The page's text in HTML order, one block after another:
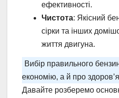
ефективності.
Чистота: Якісний
сірки та інших
життя двигуна.
Вибір правильного
економію, а й про
Давайте розберемо